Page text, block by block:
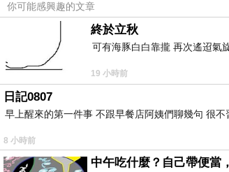
2019-06-19 15:01:56
身體康復了吧
午安安
小颱風
2019-06-19 13:27:57
你可能感興趣的文章
終於立秋
可有海豚白白靠攏 再次遙迢氣
19 小時前
日記0807
早上醒來的第一件事 不跟早餐店阿姨們聊幾句 很
8 小時前
中午吃什麼？自己帶便當